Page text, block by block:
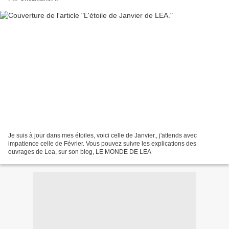
Je suis à jour dans mes étoiles, voici celle de Janvier., j'attends avec
impatience celle de Février. Vous pouvez suivre les explications des
ouvrages de Lea, sur son blog, LE MONDE DE LEA